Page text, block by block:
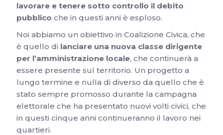
lavorare e tenere sotto controllo il debito
pubblico che in questi anni è esploso.
Noi abbiamo un obiettivo in Coalizione Civica, che
è quello di lanciare una nuova classe dirigente
per l’amministrazione locale, che continuerà a
essere presente sul territorio. Un progetto a
lungo termine e nulla di diverso da quello che è
stato sempre promosso durante la campagna
elettorale che ha presentato nuovi volti civici, che
in questi cinque anni continueranno il lavoro nei
quartieri.